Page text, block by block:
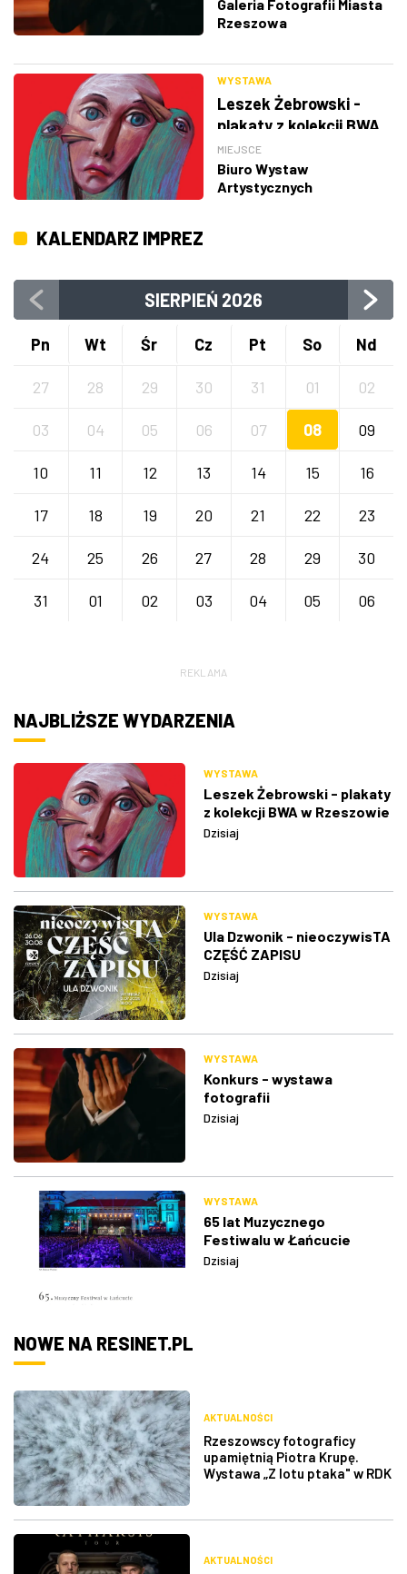
Galeria Fotografii Miasta
Rzeszowa
WYSTAWA
Leszek Żebrowski -
plakaty z kolekcji BWA
w Rzeszowie
MIEJSCE
Biuro Wystaw
Artystycznych
KALENDARZ IMPREZ
SIERPIEŃ 2026
Pn Wt Śr Cz Pt So Nd
27 28 29 30 31 01 02
03 04 05 06 07 08 09
10 11 12 13 14 15 16
17 18 19 20 21 22 23
24 25 26 27 28 29 30
31 01 02 03 04 05 06
REKLAMA
NAJBLIŻSZE WYDARZENIA
WYSTAWA
Leszek Żebrowski - plakaty
z kolekcji BWA w Rzeszowie
Dzisiaj
WYSTAWA
Ula Dzwonik - nieoczywisTA
CZĘŚĆ ZAPISU
Dzisiaj
WYSTAWA
Konkurs - wystawa
fotografii
Dzisiaj
WYSTAWA
65 lat Muzycznego
Festiwalu w Łańcucie
Dzisiaj
NOWE NA RESINET.PL
AKTUALNOŚCI
Rzeszowscy fotograficy
upamiętnią Piotra Krupę.
Wystawa „Z lotu ptaka" w RDK
AKTUALNOŚCI